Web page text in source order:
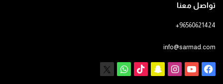
تواصل معنا
+96560621424
info@sarmad.com
فيسبوكيوتيوبانستقرام
سناب ‫TikTokواتساب